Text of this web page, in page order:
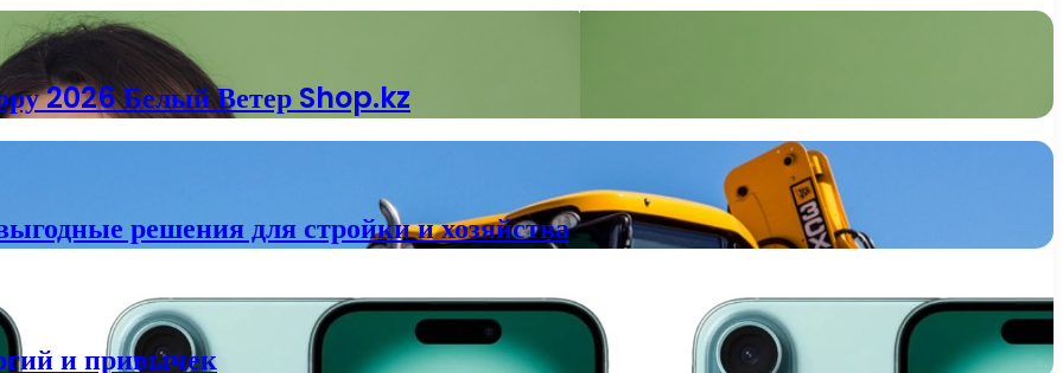
2026 Белый Ветер Shop.kz
решения для стройки и хозяйства
и привычек